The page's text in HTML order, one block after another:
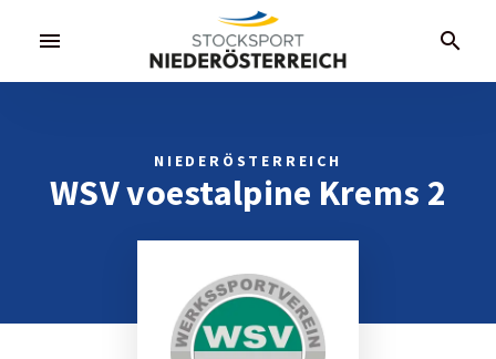
menu search
NIEDERÖSTERREICH
WSV voestalpine Krems 2